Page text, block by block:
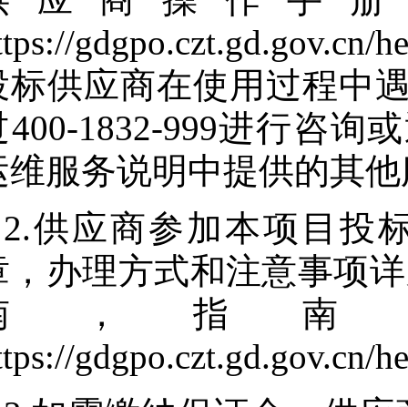
gdgpo.czt.gd.gov.cn/
标供应商在使用过程中
400-1832-999进行咨询
维服务说明中提供的其
2.供应商参加本项目投
，办理方式和注意事项
，指南
gdgpo.czt.gd.gov.cn/